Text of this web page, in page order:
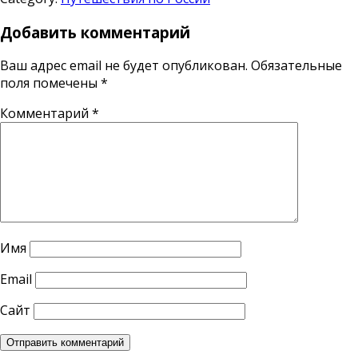
Добавить комментарий
Ваш адрес email не будет опубликован. Обязательные
поля помечены *
Комментарий *
Имя
Email
Сайт